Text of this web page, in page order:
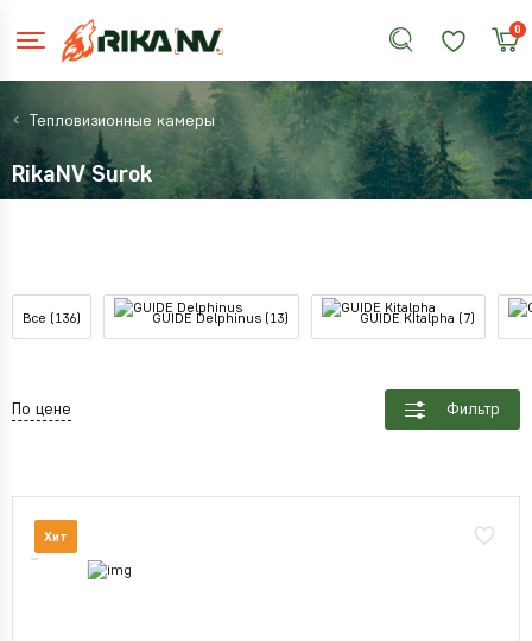
0
Тепловизионные камеры
RikaNV Surok
Все (136) GUIDE Delphinus (13) GUIDE Kitalpha (7)
По цене Фильтр
Хит